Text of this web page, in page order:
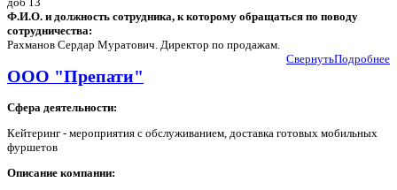
Ф.И.О. и должность сотрудника, к которому обращаться по поводу
сотрудничества:
Рахманов Сердар Муратович. Директор по продажам.
Подробнее
Свернуть
ООО "Препати"
Сфера деятельности:
Кейтеринг - мероприятия с обслуживанием, доставка готовых мобильных
фуршетов
Описание компании: